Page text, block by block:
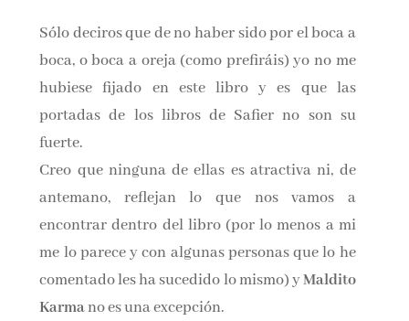
Sólo deciros que de no haber sido por el boca a
boca, o boca a oreja (como prefiráis) yo no me
hubiese fijado en este libro y es que las
portadas de los libros de Safier no son su
fuerte.
Creo que ninguna de ellas es atractiva ni, de
antemano, reflejan lo que nos vamos a
encontrar dentro del libro (por lo menos a mi
me lo parece y con algunas personas que lo he
comentado les ha sucedido lo mismo) yMaldito
Karmano es una excepción.
de privacidad